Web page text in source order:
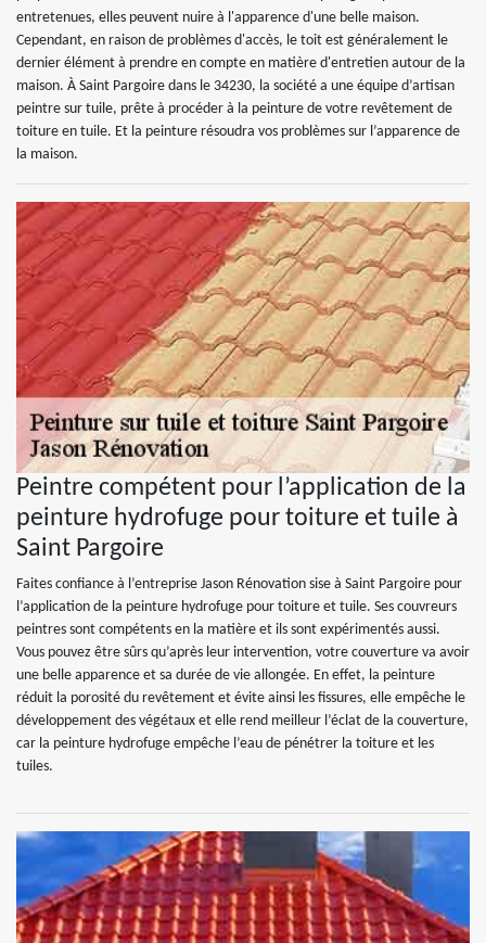
entretenues, elles peuvent nuire à l'apparence d'une belle maison.
Cependant, en raison de problèmes d'accès, le toit est généralement le
dernier élément à prendre en compte en matière d'entretien autour de la
maison. À Saint Pargoire dans le 34230, la société a une équipe d’artisan
peintre sur tuile, prête à procéder à la peinture de votre revêtement de
toiture en tuile. Et la peinture résoudra vos problèmes sur l’apparence de
la maison.
Peintre compétent pour l’application de la
peinture hydrofuge pour toiture et tuile à
Saint Pargoire
Faites confiance à l’entreprise Jason Rénovation sise à Saint Pargoire pour
l’application de la peinture hydrofuge pour toiture et tuile. Ses couvreurs
peintres sont compétents en la matière et ils sont expérimentés aussi.
Vous pouvez être sûrs qu’après leur intervention, votre couverture va avoir
une belle apparence et sa durée de vie allongée. En effet, la peinture
réduit la porosité du revêtement et évite ainsi les fissures, elle empêche le
développement des végétaux et elle rend meilleur l’éclat de la couverture,
car la peinture hydrofuge empêche l’eau de pénétrer la toiture et les
tuiles.